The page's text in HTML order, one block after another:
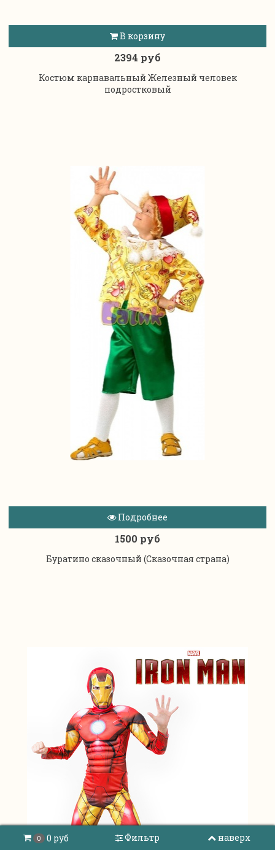
В корзину
2394 руб
Костюм карнавальный Железный человек
подростковый
Подробнее
1500 руб
Буратино сказочный (Сказочная страна)
0 0 руб Фильтр наверх